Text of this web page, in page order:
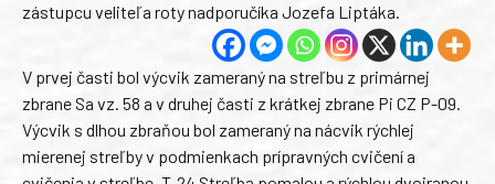
zástupcu veliteľa roty nadporučíka Jozefa Liptáka.
V prvej časti bol výcvik zameraný na streľbu z primárnej
zbrane Sa vz. 58 a v druhej časti z krátkej zbrane Pi CZ P-09.
Výcvik s dlhou zbraňou bol zameraný na nácvik rýchlej
mierenej streľby v podmienkach prípravných cvičení a